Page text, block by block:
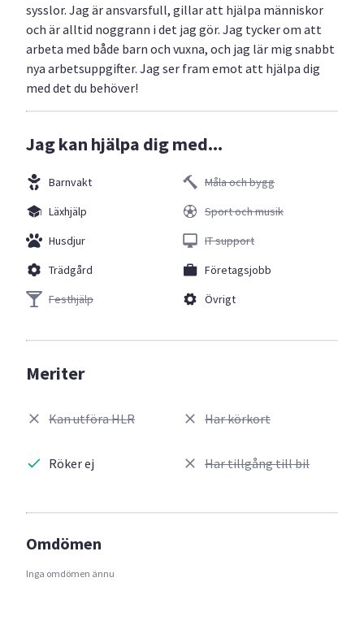
sysslor. Jag är ansvarsfull, gillar att hjälpa människor
och är alltid noggrann i det jag gör. Jag tycker om att
arbeta med både barn och vuxna, och jag lär mig snabbt
nya arbetsuppgifter. Jag ser fram emot att hjälpa dig
med det du behöver!
Jag kan hjälpa dig med...
Barnvakt
Läxhjälp
Husdjur
Trädgård
Festhjälp
Måla och bygg
Sport och musik
IT support
Företagsjobb
Övrigt
Meriter
Kan utföra HLR
Röker ej
Har körkort
Har tillgång till bil
Omdömen
Inga omdömen ännu